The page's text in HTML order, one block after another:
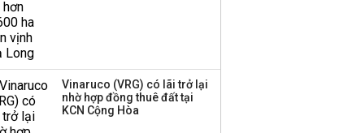
hàng
TOP 10 ngân hàng lãi
Vinaruco (VRG) có lãi trở lại
nhờ hợp đồng thuê đất tại
KCN Cộng Hòa